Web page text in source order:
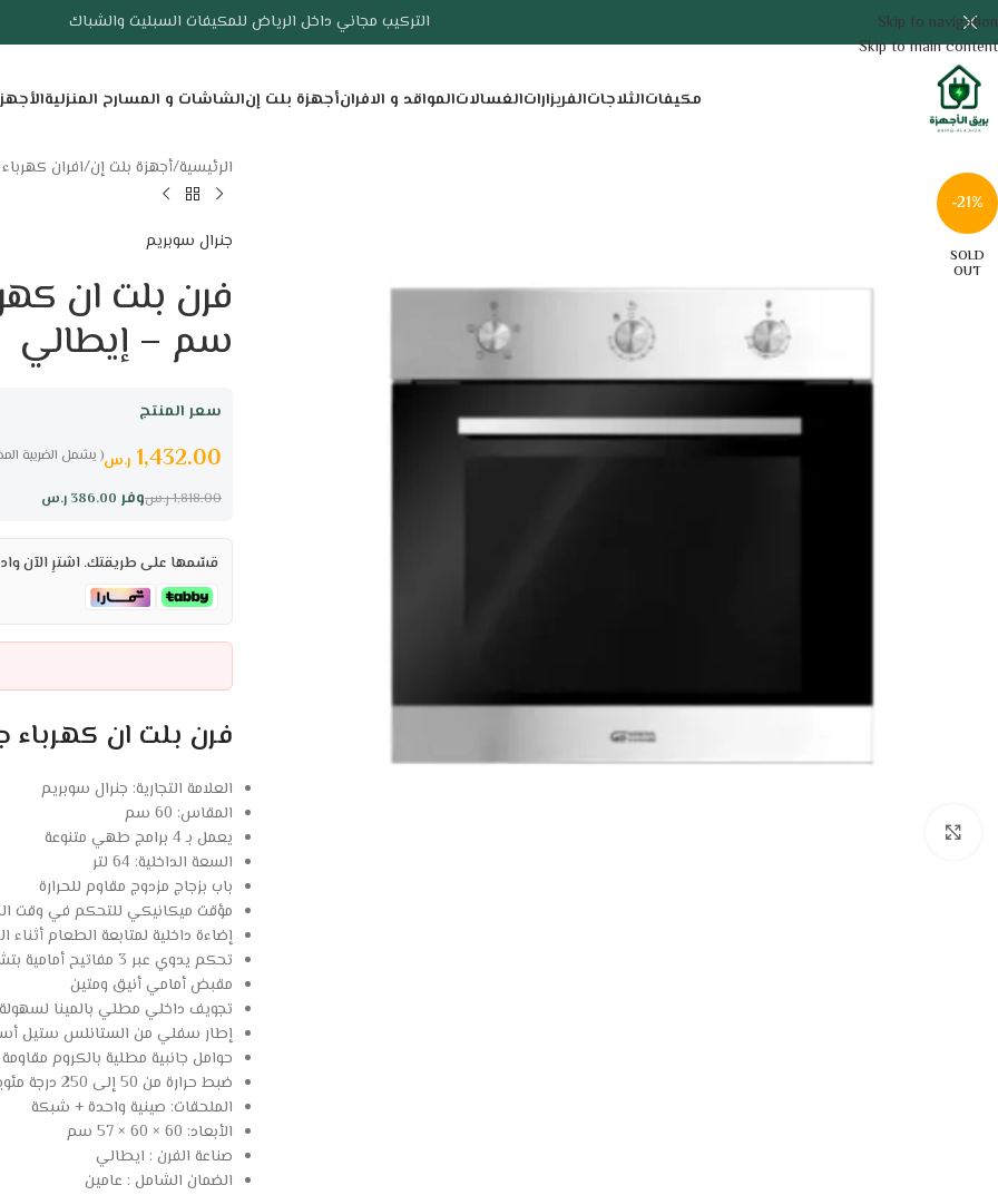
Skip to navigation
Skip to main content
التركيب مجاني داخل الرياض للمكيفات السبليت والشباك
مكيفاتالثلاجاتالفريزاراتالغسالاتالمواقد و الافرانأجهزة بلت إنالشاشات و المسارح المنزلية
-21%
SOLD
OUT
الرئيسية/أجهزة بلت إن/افران
جنرال سوبريم
سم – إيطالي
سعر المنتج
( يشمل الضريبة 1,432.00 ر.س
وفر 386.00 ر.س 1,818.00ر.س
قسّمها على طريقتك. اشترِ الآن
فرن بلت ان كهرباء جنرال سوبريم
العلامة التجارية: جنرال سوبريم
المقاس: 60 سم
يعمل بـ 4 برامج طهي متنوعة
السعة الداخلية: 64 لتر
باب بزجاج مزدوج مقاوم للحرارة
مؤقت ميكانيكي للتحكم في وقت
إضاءة داخلية لمتابعة الطعام أثناء
تحكم يدوي عبر 3 مفاتيح أمامية بتشطيب نيكل
مقبض أمامي أنيق ومتين
تجويف داخلي مطلي بالمينا
إطار سفلي من الستانلس ستيل
حوامل جانبية مطلية بالكروم مقاومة
ضبط حرارة من 50 إلى 250 درجة مئوية
الملحقات: صينية واحدة + شبكة
الأبعاد: 60 × 60 × 57 سم
صناعة الفرن : ايطالي
الضمان الشامل : عامين